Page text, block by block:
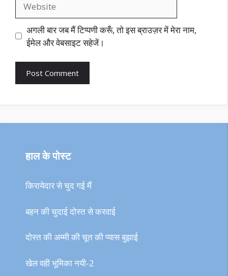
अगली बार जब मैं टिप्पणी करूँ, तो इस ब्राउज़र में मेरा नाम,
ईमेल और वेबसाइट सहेजें।
हाल के पोस्ट
किरायेदार से चुद गई मैं
बहन की चुदाई दोस्त से करवाई
दोस्त की अम्मी की चूत की प्यास बुझाई
खेल वही भूमिका नयी-2